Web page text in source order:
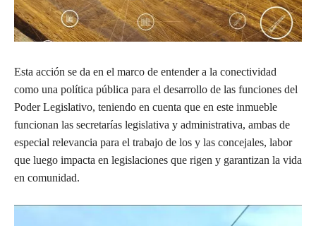
Esta acción se da en el marco de entender a la conectividad
como una política pública para el desarrollo de las funciones del
Poder Legislativo, teniendo en cuenta que en este inmueble
funcionan las secretarías legislativa y administrativa, ambas de
especial relevancia para el trabajo de los y las concejales, labor
que luego impacta en legislaciones que rigen y garantizan la vida
en comunidad.